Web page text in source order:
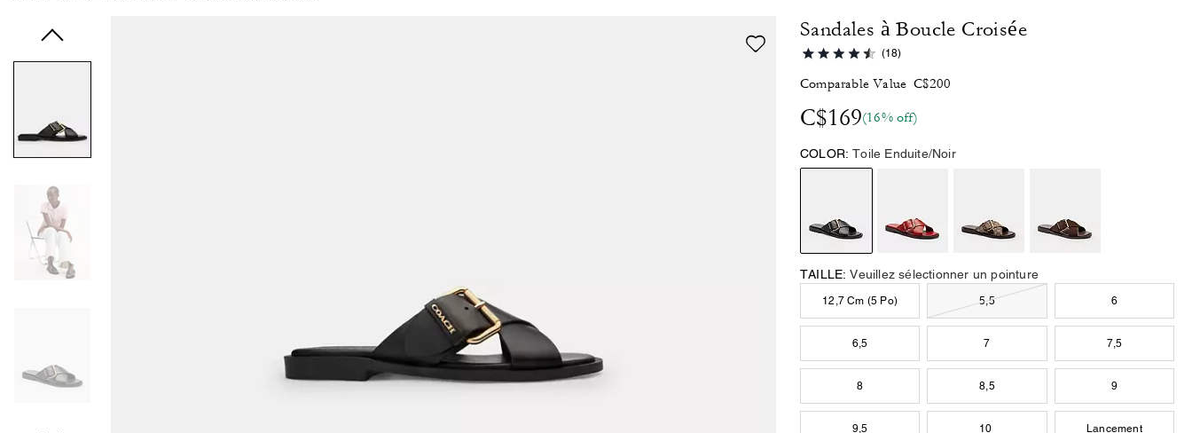
Sandales à Boucle Croisée
(18)
Comparable Value C$200
C$169(16% off)
COLOR: Toile Enduite/Noir
TAILLE: Veuillez sélectionner un pointure
12,7 Cm (5 Po) 5,5 6
6,5 7 7,5
8 8,5 9
9,5 10 Lancement